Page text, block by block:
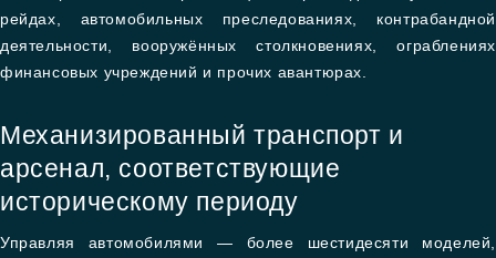
рейдах, автомобильных преследованиях, контрабандной
деятельности, вооружённых столкновениях, ограблениях
финансовых учреждений и прочих авантюрах.
Механизированный транспорт и
арсенал, соответствующие
историческому периоду
Управляя автомобилями — более шестидесяти моделей,